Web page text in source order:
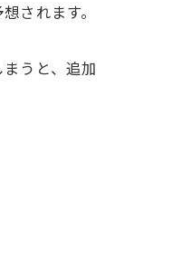
されます。
うと、追加